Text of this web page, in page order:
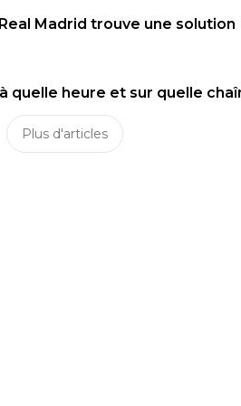
Madrid trouve une solution
quelle heure et sur quelle
Plus d'articles